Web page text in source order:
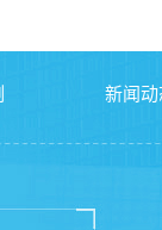
新闻